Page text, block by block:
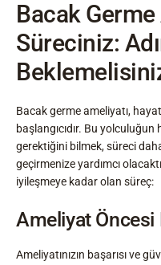
Bacak Germe
Süreciniz:
Bacak germe ameliyatı,
başlangıcıdır. Bu yolculuğun
gerektiğini bilmek, süreci
geçirmenize yardımcı
iyileşmeye kadar olan süreç:
Ameliyat Öncesi
Ameliyatınızın başarısı ve